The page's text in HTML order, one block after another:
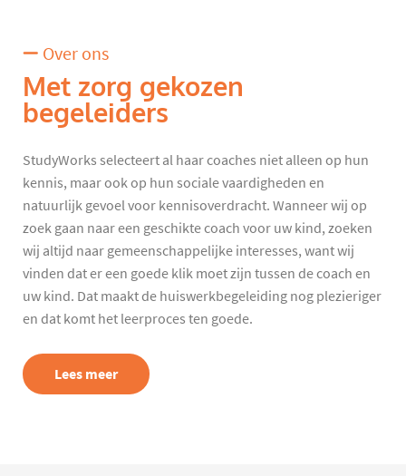
Over ons
Met zorg gekozen
begeleiders
StudyWorks selecteert al haar coaches niet alleen op hun
kennis, maar ook op hun sociale vaardigheden en
natuurlijk gevoel voor kennisoverdracht. Wanneer wij op
zoek gaan naar een geschikte coach voor uw kind, zoeken
wij altijd naar gemeenschappelijke interesses, want wij
vinden dat er een goede klik moet zijn tussen de coach en
uw kind. Dat maakt de huiswerkbegeleiding nog plezieriger
en dat komt het leerproces ten goede.
Lees meer